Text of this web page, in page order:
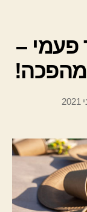
פעמי –